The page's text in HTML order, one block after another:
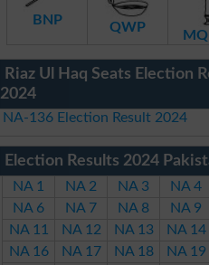
BNP QWP
Riaz Ul Haq Seats Election
2024
NA-136 Election Result 2024
Election Results 2024
NA 1 NA 2 NA 3 NA 4
NA 6
NA 7 NA 8 NA 9
NA 11
NA 12 NA 13 NA 14
NA 16
NA 17 NA 18 NA 19